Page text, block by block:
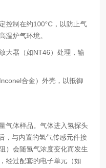
控制在约100°C，以防止气
温炉气环境。
大器（如NT46）处理，输
合金）外壳，以抵御
气体样品。气体进入氢探头
，与内置的氢气传感元件接
）会随氢气浓度变化而发生
经过配套的电子单元（如